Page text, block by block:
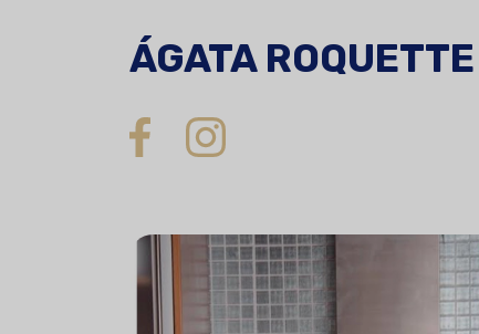
ÁGATA ROQUETTE